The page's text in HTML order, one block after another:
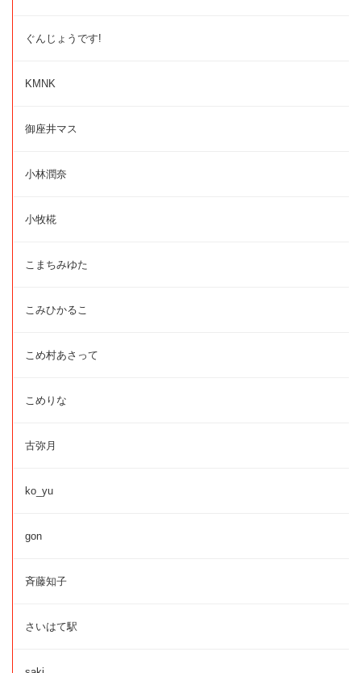
ぐんじょうです!
KMNK
御座井マス
小林潤奈
小牧椛
こまちみゆた
こみひかるこ
こめ村あさって
こめりな
古弥月
ko_yu
gon
斉藤知子
さいはて駅